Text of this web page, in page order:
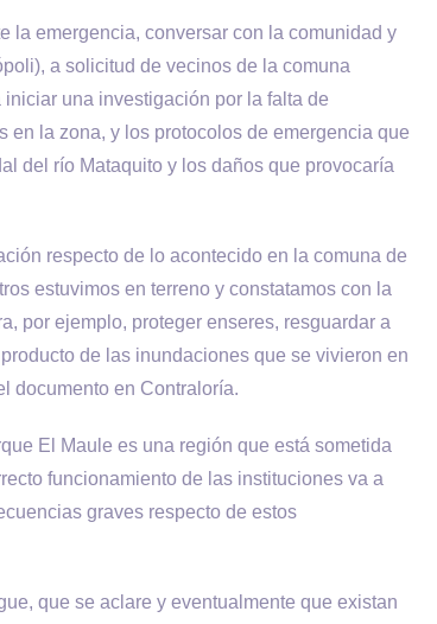
la emergencia, conversar con la comunidad y
a solicitud de vecinos de la comuna
una investigación por la falta de
la zona, y los protocolos de emergencia que
del río Mataquito y los daños que provocaría
respecto de lo acontecido en la comuna de
estuvimos en terreno y constatamos con la
por ejemplo, proteger enseres, resguardar a
de las inundaciones que se vivieron en
documento en Contraloría.
El Maule es una región que está sometida
funcionamiento de las instituciones va a
graves respecto de estos
que se aclare y eventualmente que existan